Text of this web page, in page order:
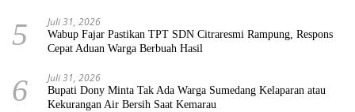
5 Juli 31, 2026
Wabup Fajar Pastikan TPT SDN Citraresmi Rampung, Respons
Cepat Aduan Warga Berbuah Hasil
6 Juli 31, 2026
Bupati Dony Minta Tak Ada Warga Sumedang Kelaparan atau
Kekurangan Air Bersih Saat Kemarau